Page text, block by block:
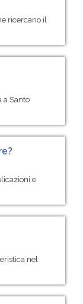
ricercano il
a Santo
e
nel